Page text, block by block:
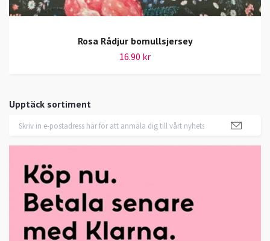
Upptäck sortiment
Rosa Rådjur bomullsjersey
16.90 kr